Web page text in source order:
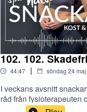
102. 102.
44:47 | söndag 24
I veckans avsnitt
råd från fysioterapeuten